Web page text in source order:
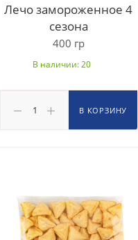
Лечо замороженное 4
сезона
400 гр
В наличии: 20
В КОРЗИНУ